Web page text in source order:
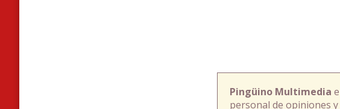
Pingüino Multimedia
personal de opiniones